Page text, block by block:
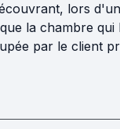
lors
la chambre qui
par le client